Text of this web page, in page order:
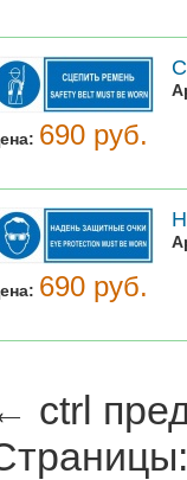
690 руб.
690 руб.
ctrl